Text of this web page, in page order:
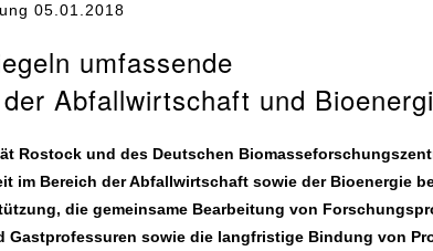
05.01.2018
umfassende
Abfallwirtschaft und
Rostock und des Deutschen
im Bereich der Abfallwirtschaft sowie der Bioenergie
die gemeinsame Bearbeitung von
sowie die langfristige Bindung von